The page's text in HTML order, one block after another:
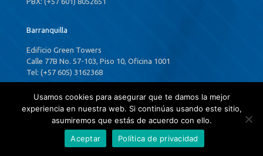
Barranquilla
Edificio Green Towers
Calle 77B No. 57-103, Piso 10, Oficina 1001
Tel: (+57 605) 3162368
Panamá
Ciudad de Panamá,Visitar
P.H. Costa Del Este Country Club,
Usamos cookies para asegurar que te damos la mejor
experiencia en nuestra web. Si continúas usando este sitio,
asumiremos que estás de acuerdo con ello.
Aceptar
Política de privacidad